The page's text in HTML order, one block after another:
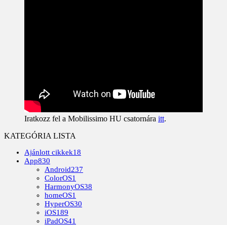
Iratkozz fel a Mobilissimo HU csatornára itt.
KATEGÓRIA LISTA
Ajánlott cikkek18
App830
Android237
ColorOS1
HarmonyOS38
homeOS1
HyperOS30
iOS189
iPadOS41